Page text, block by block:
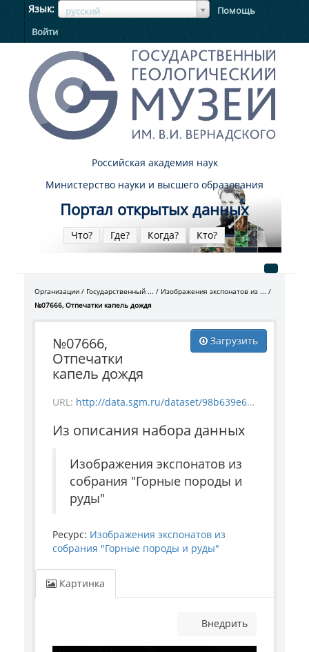
Язык русский
ЯзыкЯзык
Помощь
Войти
Российская академия наук
Министерство науки и высшего образования
Портал открытых данных
Что? Где? Когда? Кто?
Организации Государственный ...
Изображения экспонатов из ...
№07666, Отпечатки капель дождя
Загрузить
№07666,
Отпечатки
капель дождя
URL: http://data.sgm.ru/dataset/98b639e6-10e5-4949-9bd6-b239555ad2c9/resource/86f03fc2-f4cd-43b5-aaab-5b1c444f25c7/download/ore_7666.jpg
Из описания набора данных
Изображения экспонатов из
собрания "Горные породы и
руды"
Ресурс: Изображения экспонатов из
собрания "Горные породы и руды"
Картинка
Внедрить